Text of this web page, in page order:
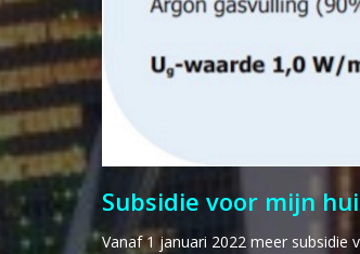
Subsidie voor mijn
Vanaf 1 januari 2022 meer